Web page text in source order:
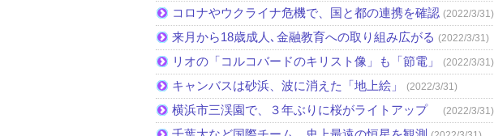
コロナやウクライナ危機で、国と都の連携を確認 (2022/3/31)
来月から18歳成人､金融教育への取り組み広がる (2022/3/31)
リオの「コルコバードのキリスト像」も「節電」 (2022/3/31)
キャンバスは砂浜、波に消えた「地上絵」 (2022/3/31)
横浜市三渓園で、３年ぶりに桜がライトアップ (2022/3/31)